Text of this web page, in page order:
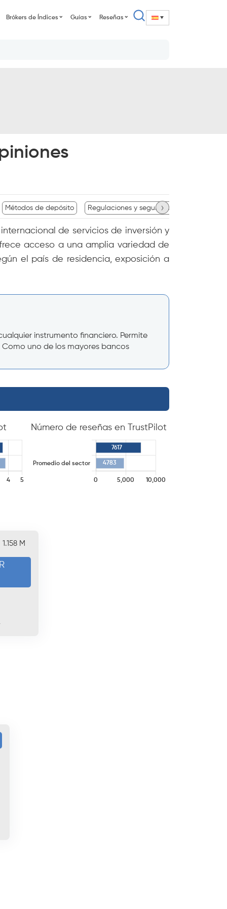
Brókers de Índices Guías Reseñas
Métodos de depósito Regulaciones y seguridad
›
de servicios de inversión y
acceso a una amplia variedad de
el país de residencia, exposición a
instrumento financiero. Permite
uno de los mayores bancos
Número de reseñas en TrustPilot
1.158 M